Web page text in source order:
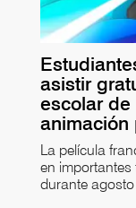
asistir
escolar
animación
La película
en importantes
durante